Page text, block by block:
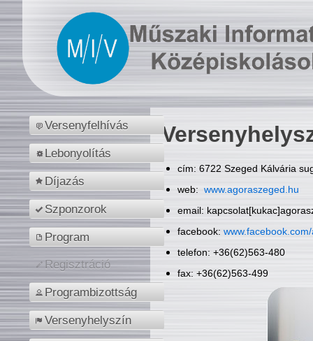
Versenyfelhívás
Lebonyolítás
Díjazás
Szponzorok
Program
Regisztráció
Programbizottság
Versenyhelyszín
cím: 6722 Szeged Kálvária
web: www.agoraszeged.hu
email:
facebook:
telefon: +36(62)563-480
fax: +36(62)563-499